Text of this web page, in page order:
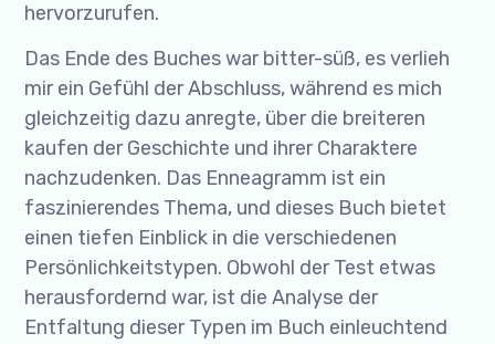
hervorzurufen.
Das Ende des Buches war bitter-süß, es verlieh
mir ein Gefühl der Abschluss, während es mich
gleichzeitig dazu anregte, über die breiteren
kaufen der Geschichte und ihrer Charaktere
nachzudenken. Das Enneagramm ist ein
faszinierendes Thema, und dieses Buch bietet
einen tiefen Einblick in die verschiedenen
Persönlichkeitstypen. Obwohl der Test etwas
herausfordernd war, ist die Analyse der
Entfaltung dieser Typen im Buch einleuchtend